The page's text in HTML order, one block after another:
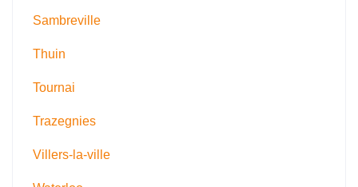
Sambreville
Thuin
Tournai
Trazegnies
Villers-la-ville